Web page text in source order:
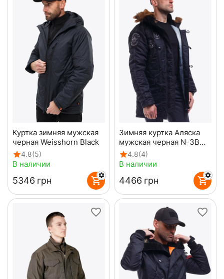
Куртка зимняя мужская
черная Weisshorn Black
4.8(5)
В наличии
‍5346‍ грн
Зимняя куртка Аляска
мужская черная N-3B
Top Gun Black
4.8(4)
В наличии
‍4466‍ грн